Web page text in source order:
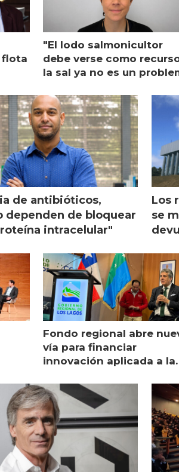
flota
"El lodo salmonicultor
debe verse como
la sal ya no es un
de antibióticos,
dependen de bloquear
intracelular"
Los
se
Fondo regional abre
vía para financiar
innovación aplicada a la